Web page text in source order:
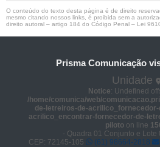
O conteúdo do texto desta página é de direito
mesmo citando nossos links, é proibida sem a
direito autoral – artigo 184 do Código Penal – Lei
Prisma Comunicação
Unidade
Notice: Undefined
/home/comunica/web/
de-letreiros-de-
acrilico_encontrar-fornecedor-de-
piloto on line
- Quadra 01 Conjunto e Lote
CEP: 72145-105
(61) 98664-2818